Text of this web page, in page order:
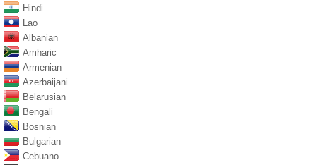
Hindi
Lao
Albanian
Amharic
Armenian
Azerbaijani
Belarusian
Bengali
Bosnian
Bulgarian
Cebuano